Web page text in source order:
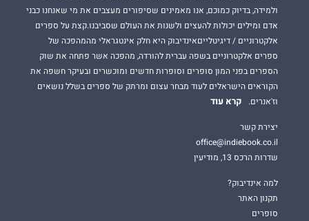
ולמידה, בדיוק כמוכם, אנו מאמינים שסיפורים מעצבים את מי שאנחנו כבני
אדם ומילים יכולות להעצים ולשנות את העולם שסביבנו.קצת על ספרים
אלקטרוניים / דיגיטלייםאינדיבוק היא חלק אינטגראלי מהמהפכה של
ספרים אלקטרוניים בשפה עברית להורדה, מהפכה אשר פתחה את שוק
הספרים בפני המון סופרים וסופרות חדשים ומוכשרים ובעיקר חשפה את
הקוראים הישראלים לעוד מבחר עצום ומרתק של ספרים בשלל נושאים
וז'אנרים.
קרא עוד
יצירת קשר
office@indiebook.co.il
שדרות הרכס 13, מודיעין
למה אינדיבוק?
תקנון האתר
סופרים